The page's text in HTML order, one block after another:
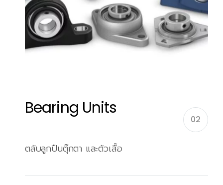
Bearing Units
02
ตลับลูกปืนตุ๊กตา และตัวเสื้อ